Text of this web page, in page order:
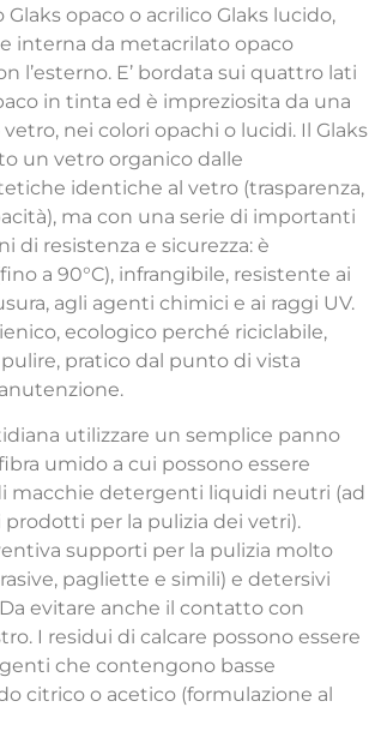
opaco o acrilico Glaks lucido,
interna da metacrilato opaco
l’esterno. E’ bordata sui quattro lati
in tinta ed è impreziosita da una
nei colori opachi o lucidi. Il Glaks
un vetro organico dalle
identiche al vetro (trasparenza,
ma con una serie di importanti
di resistenza e sicurezza: è
a 90°C), infrangibile, resistente ai
agli agenti chimici e ai raggi UV.
ecologico perché riciclabile,
pratico dal punto di vista
utilizzare un semplice panno
umido a cui possono essere
macchie detergenti liquidi neutri (ad
per la pulizia dei vetri).
supporti per la pulizia molto
pagliette e simili) e detersivi
evitare anche il contatto con
I residui di calcare possono essere
che contengono basse
citrico o acetico (formulazione al